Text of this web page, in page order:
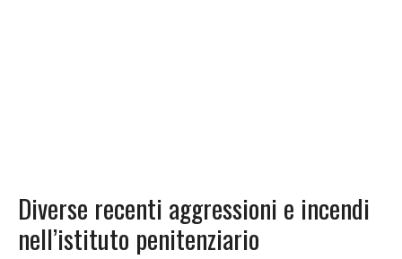
Diverse recenti aggressioni e incendi
nell’istituto penitenziario